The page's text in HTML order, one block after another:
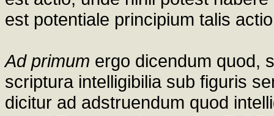
est potentiale principium talis
Ad primum ergo dicendum quod,
scriptura intelligibilia sub figuris
dicitur ad adstruendum quod